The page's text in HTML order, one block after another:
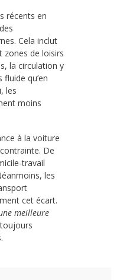
récents en
Cela inclut
zones de loisirs
la circulation y
qu’en
les
moins
à la voiture
De
travail
les
cet écart.
meilleure